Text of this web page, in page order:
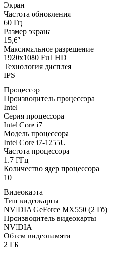
Экран
Частота обновления
60 Гц
Размер экрана
15,6″
Максимальное разрешение
1920x1080 Full HD
Технология дисплея
IPS
Процессор
Производитель процессора
Intel
Серия процессора
Intel Core i7
Модель процессора
Intel Core i7-1255U
Частота процессора
1,7 ГГц
Количество ядер процессора
10
Видеокарта
Тип видеокарты
NVIDIA GeForce MX550 (2 Гб)
Производитель видеокарты
NVIDIA
Объем видеопамяти
2 ГБ